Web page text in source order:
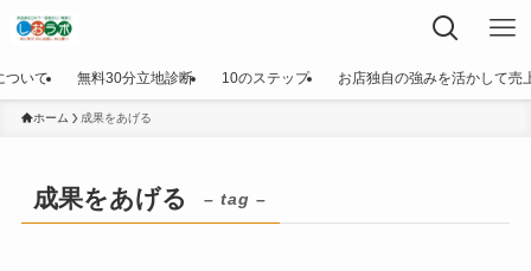
ついて 無料30分立地診断 10のステップ お店独自の強みを活かして売
ホーム 成果をあげる
成果をあげる – tag –